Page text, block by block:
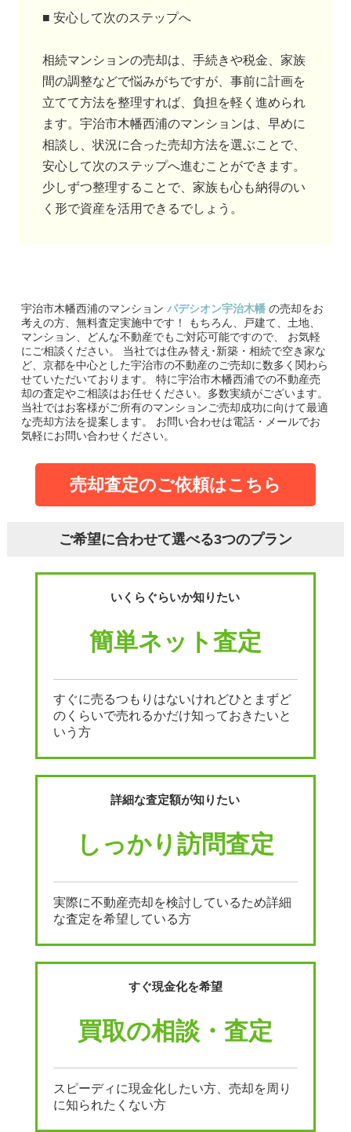
■ 安心して次のステップへ
相続マンションの売却は、手続きや税金、家族
間の調整などで悩みがちですが、事前に計画を
立てて方法を整理すれば、負担を軽く進められ
ます。宇治市木幡西浦のマンションは、早めに
相談し、状況に合った売却方法を選ぶことで、
安心して次のステップへ進むことができます。
少しずつ整理することで、家族も心も納得のい
く形で資産を活用できるでしょう。
宇治市木幡西浦のマンション パデシオン宇治木幡 の売却をお
考えの方、無料査定実施中です！
もちろん、戸建て、土地、
マンション、どんな不動産でもご対応可能ですので、 お気軽
にご相談ください。
当社では住み替え･新築・相続で空き家な
ど、京都を中心とした宇治市の不動産のご売却に数多く関わら
せていただいております。
特に宇治市木幡西浦での不動産売
却の査定やご相談はお任せください。多数実績がございます。
当社ではお客様がご所有のマンションご売却成功に向けて最適
な売却方法を提案します。
お問い合わせは電話・メールでお
気軽にお問い合わせください。
売却査定のご依頼はこちら
ご希望に合わせて選べる3つのプラン
いくらぐらいか知りたい
簡単ネット査定
すぐに売るつもりはないけれどひとまずど
のくらいで売れるかだけ知っておきたいと
いう方
詳細な査定額が知りたい
しっかり訪問査定
実際に不動産売却を検討しているため詳細
な査定を希望している方
すぐ現金化を希望
買取の相談・査定
スピーディに現金化したい方、売却を周り
に知られたくない方